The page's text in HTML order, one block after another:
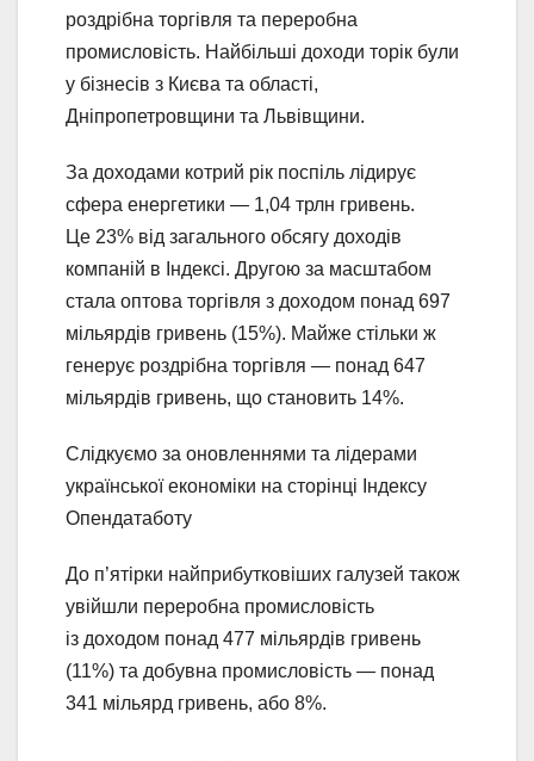
роздрібна торгівля та переробна
промисловість. Найбільші доходи торік були
у бізнесів з Києва та області,
Дніпропетровщини та Львівщини.
За доходами котрий рік поспіль лідирує
сфера енергетики — 1,04 трлн гривень.
Це 23% від загального обсягу доходів
компаній в Індексі. Другою за масштабом
стала оптова торгівля з доходом понад 697
мільярдів гривень (15%). Майже стільки ж
генерує роздрібна торгівля — понад 647
мільярдів гривень, що становить 14%.
Слідкуємо за оновленнями та лідерами
української економіки на сторінці Індексу
Опендатаботу
До п’ятірки найприбутковіших галузей також
увійшли переробна промисловість
із доходом понад 477 мільярдів гривень
(11%) та добувна промисловість — понад
341 мільярд гривень, або 8%.